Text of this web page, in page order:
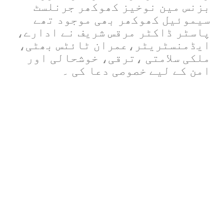
بزنس مین نوخیز کھوکھر جرنلسٹ
سیموئیل کھوکھر بھی موجود تھے
پاسٹر ڈاکٹر مرقس شریف نے ادارے،
ایڈمنسٹریٹر،عمران ٹائٹس بھٹی،
ملکی سلامتی ،ترقی، خوشحالی اور
امن کے لیے خصوصی دعا کی ۔